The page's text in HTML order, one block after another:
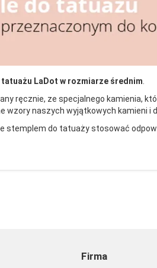
tatuażu LaDot w rozmiarze średnim.
ręcznie, ze specjalnego kamienia,
wzory naszych wyjątkowych kamieni i
stemplem do tatuaży stosować
Firma